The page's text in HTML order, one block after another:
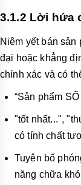
3.1.2 Lời hứa
Niêm yết bán
đại hoặc khẳng
chính xác và có
“Sản phẩm SỐ
"tốt nhất...",
có tính chất
Tuyên bố
năng chữa